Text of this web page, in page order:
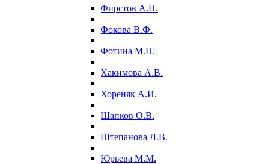
Фирстов А.П.
Фокова В.Ф.
Фотина М.Н.
Хакимова А.В.
Хореняк А.И.
Шапков О.В.
Штепанова Л.В.
Юрьева М.М.